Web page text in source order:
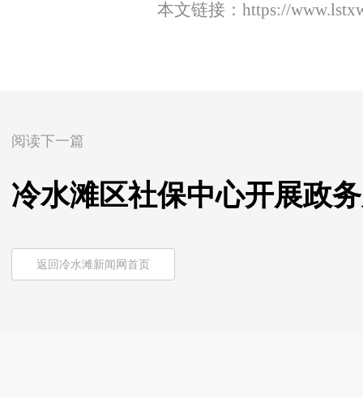
本文链接： https://
阅读下一篇
冷水滩区社保中心开展政
返回冷水滩新闻网首页